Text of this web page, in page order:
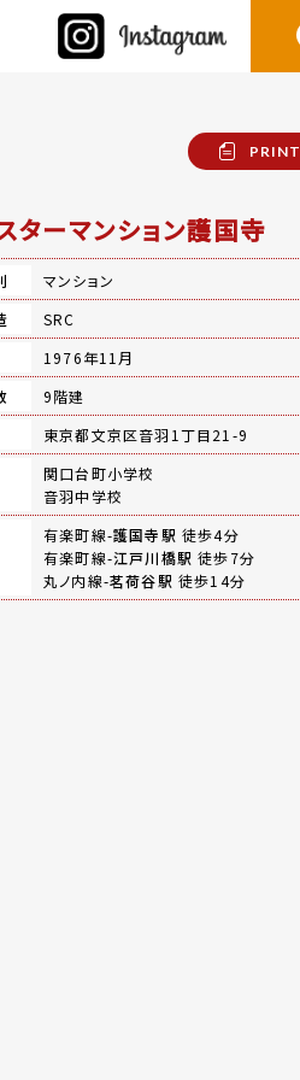
PRINT
ターマンション護国寺
マンション
SRC
1976年11月
9階建
東京都文京区音羽1丁目21-9
関口台町小学校
音羽中学校
有楽町線-護国寺駅 徒歩4分
有楽町線-江戸川橋駅 徒歩7分
丸ノ内線-茗荷谷駅 徒歩14分